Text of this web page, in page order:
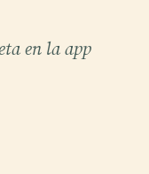
en la app